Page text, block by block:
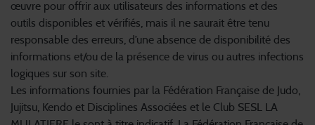
œuvre pour offrir aux utilisateurs des informations et des
outils disponibles et vérifiés, mais il ne saurait être tenu
responsable des erreurs, d’une absence de disponibilité des
informations et/ou de la présence de virus ou autres infections
logiques sur son site.
Les informations fournies par la Fédération Française de Judo,
Jujitsu, Kendo et Disciplines Associées et le Club SESL LA